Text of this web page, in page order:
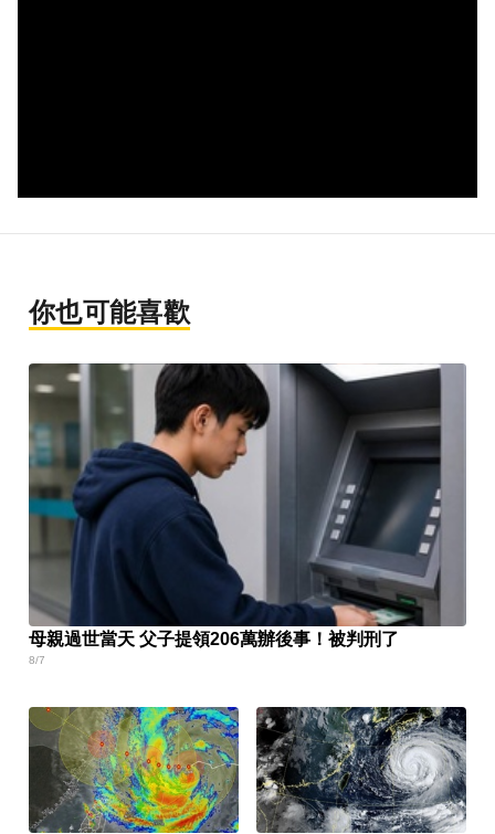
你也可能喜歡
母親過世當天 父子提領206萬辦後事！被判刑了
8/7